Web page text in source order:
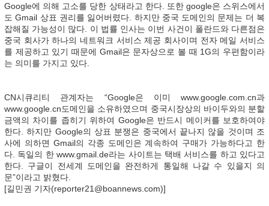
Google에 의해 고소를 당한 상태라고 한다. 또한 google은 스위스에서
도 Gmail 상표 권리를 잃어버렸다. 하지만 중국 도메인의 문제는 더 복
잡해질 가능성이 많다. 이 법률 인사는 이번 사건이 폴란드와 다른점은
중국 회사가 하나의 네트워크 서비스 제공 회사이며 전자 메일 서비스
를 제공하고 있기 때문에 Gmail은 문자상으로 볼 때 1G의 우편함이라
는 의미를 가지고 있다.
CN시큐리티 관계자는 “Google은 이미 www.google.com.cn과
www.google.cn도메인을 소유하였으며 중국시장상의 바이두와의 분할
금액의 차이를 좁히기 위하여 Google은 반드시 메이커를 보호하여야
한다. 하지만 Google의 상표 분쟁은 중국에서 끝나지 않을 것이며 조
사에 의하면 Gmail의 각종 도메인은 계속하여 구매가 가능하다고 한
다. 독일의 한 www.gmail.de라는 사이트는 택배 서비스를 하고 있다고
한다. 구글이 전세계 도메인을 완전하게 통일해 나갈 수 있을지 의
문”이라고 밝혔다.
[길민권 기자(reporter21@boannews.com)]